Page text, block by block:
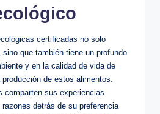
certificadas no solo
que también tiene un profundo
y en la calidad de vida de
de estos alimentos.
comparten sus experiencias
detrás de su preferencia